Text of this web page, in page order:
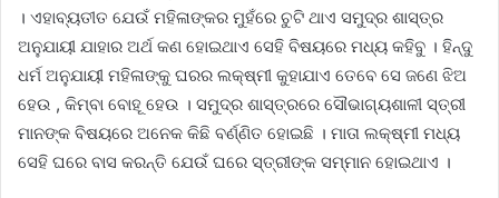
। ଏହାବ୍ୟତୀତ ଯେଉଁ ମହିଳାଙ୍କର ମୁହଁରେ ଚୁଟି ଥାଏ ସମୁଦ୍ର ଶାସ୍ତ୍ର
ଅନୁଯାୟୀ ଯାହାର ଅର୍ଥ କଣ ହୋଇଥାଏ ସେହି ବିଷୟରେ ମଧ୍ୟ କହିବୁ । ହିନ୍ଦୁ
ଧର୍ମ ଅନୁଯାୟୀ ମହିଳାଙ୍କୁ ଘରର ଲକ୍ଷ୍ମୀ କୁହାଯାଏ ତେବେ ସେ ଜଣେ ଝିଅ
ହେଉ , କିମ୍ବା ବୋହୂ ହେଉ । ସମୁଦ୍ର ଶାସ୍ତ୍ରରେ ସୌଭାଗ୍ୟଶାଳୀ ସ୍ତ୍ରୀ
ମାନଙ୍କ ବିଷୟରେ ଅନେକ କିଛି ବର୍ଣ୍ଣିତ ହୋଇଛି । ମାତା ଲକ୍ଷ୍ମୀ ମଧ୍ୟ
ସେହି ଘରେ ବାସ କରନ୍ତି ଯେଉଁ ଘରେ ସ୍ତ୍ରୀଙ୍କ ସମ୍ମାନ ହୋଇଥାଏ ।